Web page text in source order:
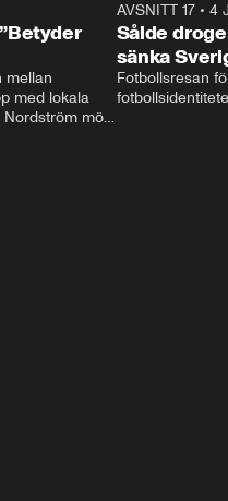
mellan
med lokala
möts
taxibil från
AVSNITT 17• 4
Sålde
sänka
Fotbollsresan